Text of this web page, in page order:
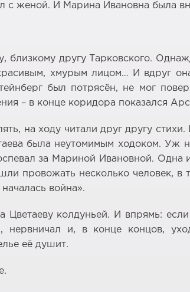
И Марина Ивановна была вне
другу Тарковского.
хмурым лицом… И вдруг
был потрясён, не мог
– в конце коридора показался
на ходу читали друг другу
была неутомимым ходоком. Уж
за Мариной Ивановной. Одна
провожать несколько человек,
война».
колдуньей. И впрямь:
нервничал и, в конце концов,
её душит.